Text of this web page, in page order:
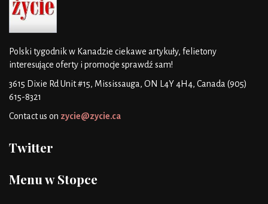
Polski tygodnik w Kanadzie ciekawe artykuły, felietony
interesujące oferty i promocje sprawdź sam!
3615 Dixie Rd Unit #15, Mississauga, ON L4Y 4H4, Canada (905)
615-8321
Contact us on zycie@zycie.ca
Twitter
Menu w Stopce